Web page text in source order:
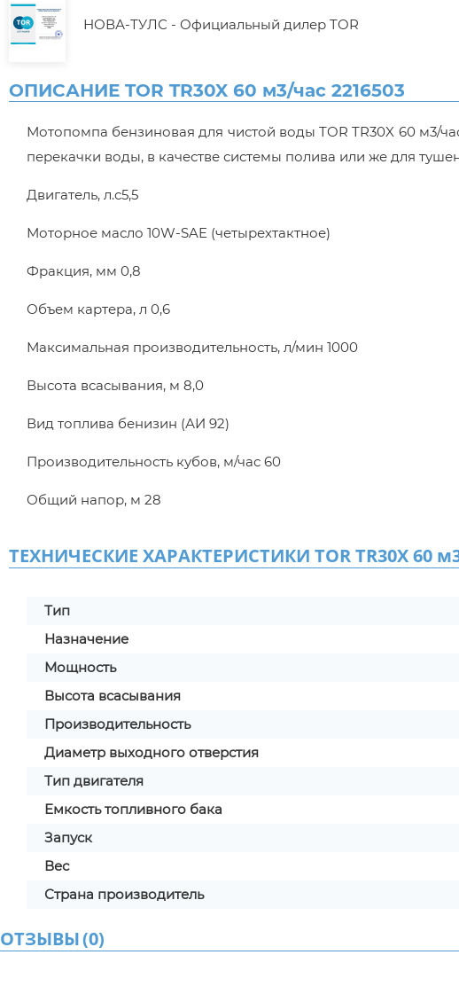
НОВА-ТУЛС - Официальный дилер TOR
ОПИСАНИЕ TOR TR30X 60 м3/час 2216503
Мотопомпа бензиновая для чистой воды TOR TR30X 60 м3/
перекачки воды, в качестве системы полива или же для
Двигатель, л.с5,5
Моторное масло 10W-SAE (четырехтактное)
Фракция, мм 0,8
Объем картера, л 0,6
Максимальная производительность, л/мин 1000
Высота всасывания, м 8,0
Вид топлива бенизин (АИ 92)
Производительность кубов, м/час 60
Общий напор, м 28
ТЕХНИЧЕСКИЕ ХАРАКТЕРИСТИКИ TOR TR30X 60
Тип
Назначение
Мощность
Высота всасывания
Производительность
Диаметр выходного отверстия
Тип двигателя
Емкость топливного бака
Запуск
Вес
Страна производитель
ОТЗЫВЫ(0)